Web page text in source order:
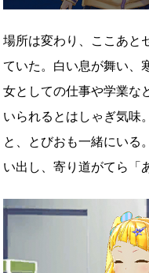
場所は変わり、ここあと
ていた。白い息が舞い、
女としての仕事や学業な
いられるとはしゃぎ気味
と、とびおも一緒にいる
い出し、寄り道がてら「